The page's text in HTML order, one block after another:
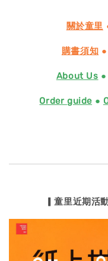
關於童里
購書須知 ●
About Us ●
Order guide ●
▎童里近期活